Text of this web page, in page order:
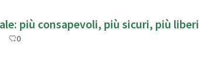
più consapevoli, più sicuri, più liberi
0